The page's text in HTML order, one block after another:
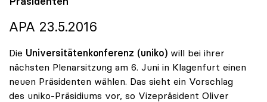
APA 23.5.2016
Die Universitätenkonferenz (uniko) will bei ihrer
nächsten Plenarsitzung am 6. Juni in Klagenfurt einen
neuen Präsidenten wählen. Das sieht ein Vorschlag
des uniko-Präsidiums vor, so Vizepräsident Oliver